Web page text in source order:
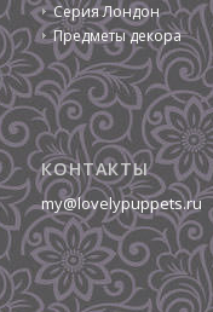
Серия Лондон
Предметы декора
КОНТАКТЫ
my@lovelypuppets.ru